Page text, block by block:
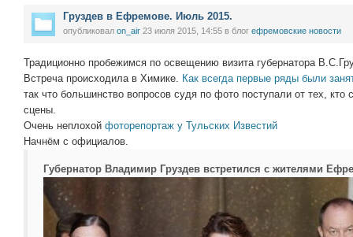
Груздев в Ефремове. Июль 2015.
опубликовал on_air 23 июля 2015, 14:55 в блог ефремовские новости
Традиционно пробежимся по освещению визита губернатора
Встреча происходила в Химике. Как всегда первые ряды были
так что большинство вопросов судя по фото поступали от тех,
сцены.
Очень неплохой фоторепортаж у Тульских Известий
Начнём с официалов.
Губернатор Владимир Груздев встретился с жителями